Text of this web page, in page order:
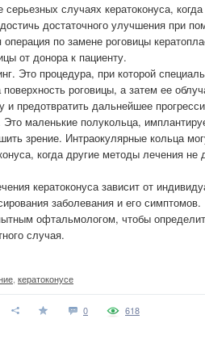
случаях кератоконуса,
достаточного улучшения при
по замене роговицы
от донора к пациенту.
Это процедура, при которой
роговицы, а затем ее
и предотвратить дальнейшее
маленькие полукольца,
зрение. Интраокулярные кольца
когда другие методы лечения не
кератоконуса зависит от
заболевания и его
офтальмологом, чтобы
случая.
кератоконусе
0 618